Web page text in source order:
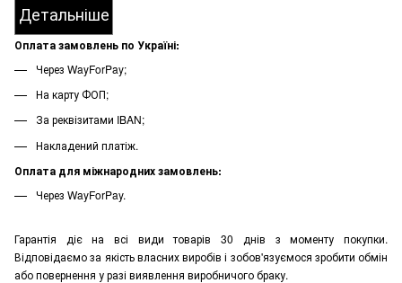
Детальніше
Оплата замовлень по Україні:
Через WayForPay;
На карту ФОП;
За реквізитами IBAN;
Накладений платіж.
Оплата для міжнародних замовлень:
Через WayForPay.
Гарантія діє на всі види товарів 30 днів з моменту покупки.
Відповідаємо за якість власних виробів і зобов'язуємося зробити обмін
або повернення у разі виявлення виробничого браку.